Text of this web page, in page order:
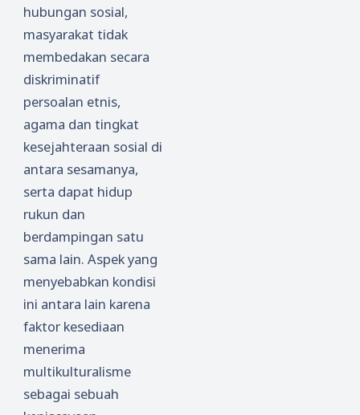
hubungan sosial,
masyarakat tidak
membedakan secara
diskriminatif
persoalan etnis,
agama dan tingkat
kesejahteraan sosial di
antara sesamanya,
serta dapat hidup
rukun dan
berdampingan satu
sama lain. Aspek yang
menyebabkan kondisi
ini antara lain karena
faktor kesediaan
menerima
multikulturalisme
sebagai sebuah